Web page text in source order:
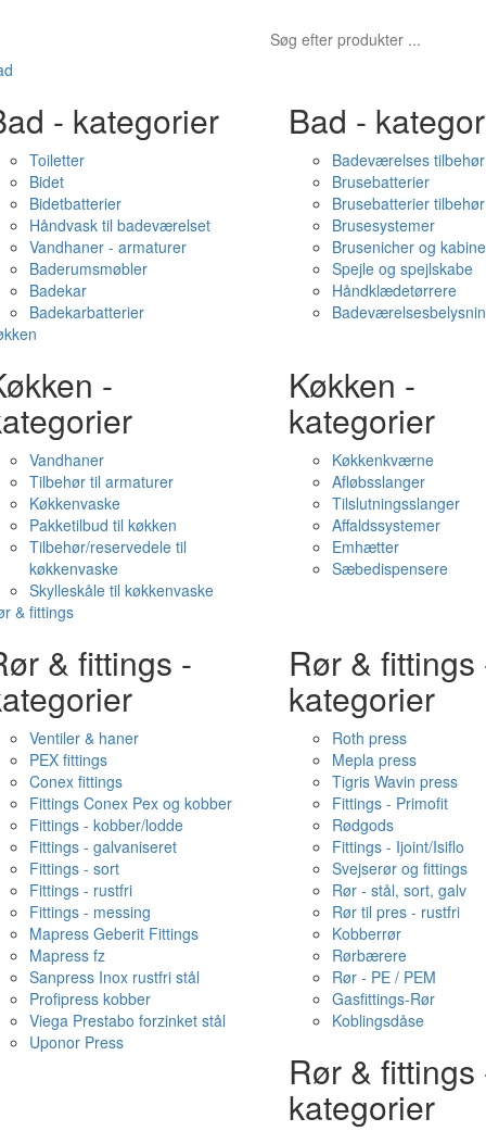
- kategorier
Toiletter
Bidet
Bidetbatterier
Håndvask til badeværelset
Vandhaner - armaturer
Baderumsmøbler
Badekar
Badekarbatterier
Bad -
Badeværelses tilbehør
Brusebatterier
Brusebatterier tilbehør
Brusesystemer
Brusenicher og
Spejle og spejlskabe
Håndklædetørrere
-
Vandhaner
Tilbehør til armaturer
Køkkenvaske
Pakketilbud til køkken
Tilbehør/reservedele til
køkkenvaske
Skylleskåle til køkkenvaske
Køkken -
kategorier
Køkkenkværne
Afløbsslanger
Tilslutningsslanger
Affaldssystemer
Emhætter
Sæbedispensere
& fittings
& fittings -
Ventiler & haner
PEX fittings
Conex fittings
Fittings Conex Pex og kobber
Fittings - kobber/lodde
Fittings - galvaniseret
Fittings - sort
Fittings - rustfri
Fittings - messing
Mapress Geberit Fittings
Mapress fz
Sanpress Inox rustfri stål
Profipress kobber
Viega Prestabo forzinket stål
Uponor Press
Rør & fittings
kategorier
Roth press
Mepla press
Tigris Wavin press
Fittings - Primofit
Rødgods
Fittings - Ijoint/Isiflo
Svejserør og fittings
Rør - stål, sort, galv
Rør til pres - rustfri
Kobberrør
Rørbærere
Rør - PE / PEM
Gasfittings-Rør
Koblingsdåse
Rør & fittings
kategorier